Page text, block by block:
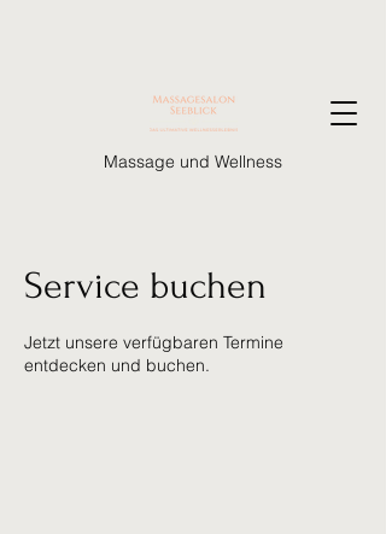
Massage und Wellness
Service buchen
Jetzt unsere verfügbaren Termine
entdecken und buchen.